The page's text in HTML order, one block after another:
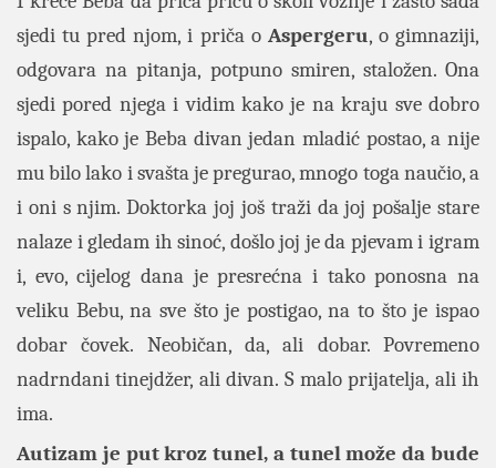
sjedi tu pred njom, i priča o Aspergeru, o gimnaziji,
odgovara na pitanja, potpuno smiren, staložen. Ona
sjedi pored njega i vidim kako je na kraju sve dobro
ispalo, kako je Beba divan jedan mladić postao, a nije
mu bilo lako i svašta je pregurao, mnogo toga naučio, a
i oni s njim. Doktorka joj još traži da joj pošalje stare
nalaze i gledam ih sinoć, došlo joj je da pjevam i igram
i, evo, cijelog dana je presrećna i tako ponosna na
veliku Bebu, na sve što je postigao, na to što je ispao
dobar čovek. Neobičan, da, ali dobar. Povremeno
nadrndani tinejdžer, ali divan. S malo prijatelja, ali ih
ima.
Autizam je put kroz tunel, a tunel može da bude